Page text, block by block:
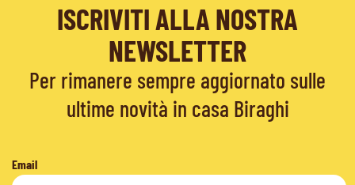
ISCRIVITI ALLA NOSTRA
NEWSLETTER
Per rimanere sempre aggiornato sulle
ultime novità in casa Biraghi
Email